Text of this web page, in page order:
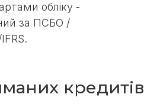
обліку -
за ПСБО /
кредитів